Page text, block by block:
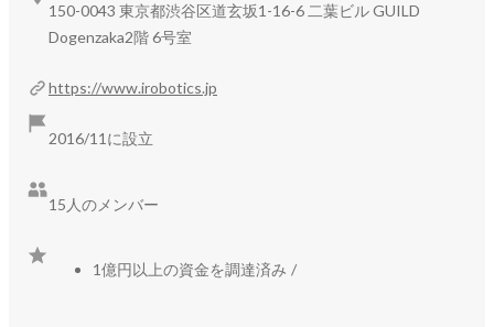
・分析、解析ソリューション
調査点検や作業によって取得したデータを独自のAIやソフト
ウェアを使うことで分析解析し、バックオフィス業務の効率
化および品質の強化につなげます。
https://www.irobotics.jp/
https://www.irobotics.jp
2016/11に設立
15人のメンバー
1億円以上の資金を調達済み /
150-0043 東京都渋谷区道玄坂1-16-6 二葉ビル GUILD
Dogenzaka2階 6号室